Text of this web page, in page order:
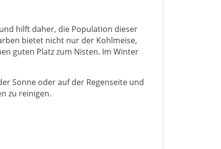
hilft daher, die Population dieser
bietet nicht nur der Kohlmeise,
guten Platz zum Nisten. Im Winter
Sonne oder auf der Regenseite und
zu reinigen.